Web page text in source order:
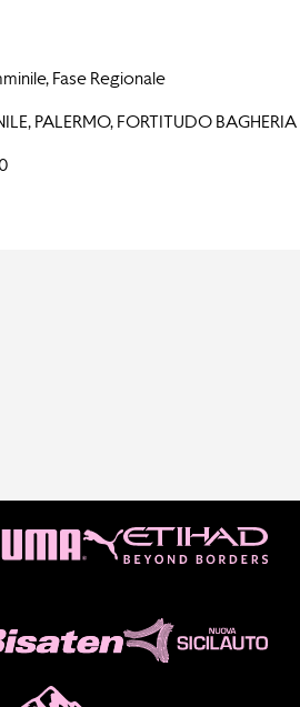
Fase Regionale
PALERMO, FORTITUDO BAGHERIA